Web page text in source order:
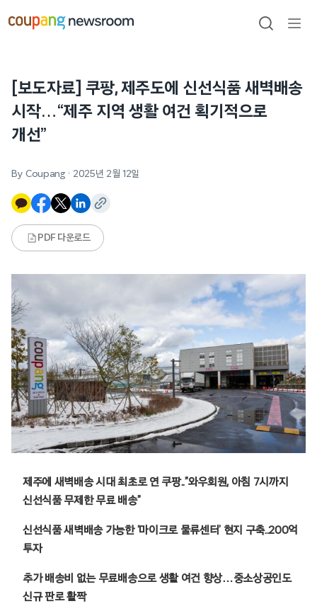
건너뛰기
검색
[보도자료] 쿠팡, 제주도에 신선식품 새벽배송
시작…“제주 지역 생활 여건 획기적으로
개선”
By Coupang · 2025년 2월 12일
PDF 다운로드
제주에 새벽배송 시대 최초로 연 쿠팡..”와우회원, 아침 7시까지
신선식품 무제한 무료 배송”
신선식품 새벽배송 가능한 ‘마이크로 물류센터’ 현지 구축..200억
투자
추가 배송비 없는 무료배송으로 생활 여건 향상…중소상공인도
신규 판로 활짝